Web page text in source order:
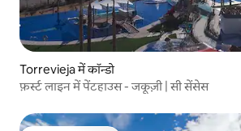
Torrevieja में कॉन्डो
फ़र्स्ट लाइन में पेंटहाउस - जकूज़ी | सी सेंसेस